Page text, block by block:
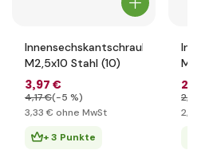
Innensechskantschraube
M2,5x10 Stahl (10)
3,97 €
4,17 €(-5 %)
3,33 € ohne MwSt
+ 3 Punkte
2
2,87 €
2,36 €